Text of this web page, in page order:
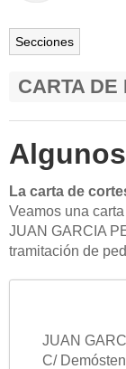
Secciones
CARTA DE
La carta de
Veamos una
JUAN GARCIA
tramitación de
JUAN
C/